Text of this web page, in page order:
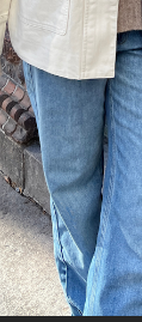
Fri retur